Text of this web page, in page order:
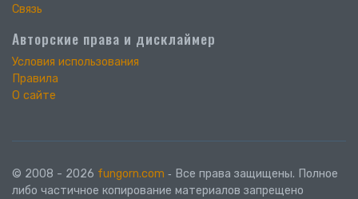
Связь
Авторские права и дисклаймер
Условия использования
Правила
О сайте
© 2008 - 2026 fungorn.com ‐ Все права защищены. Полное
либо частичное копирование материалов запрещено